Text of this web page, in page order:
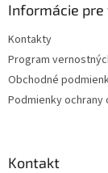
Informácie pre
Kontakty
Program
Obchodné
Podmienky ochrany
Kontakt